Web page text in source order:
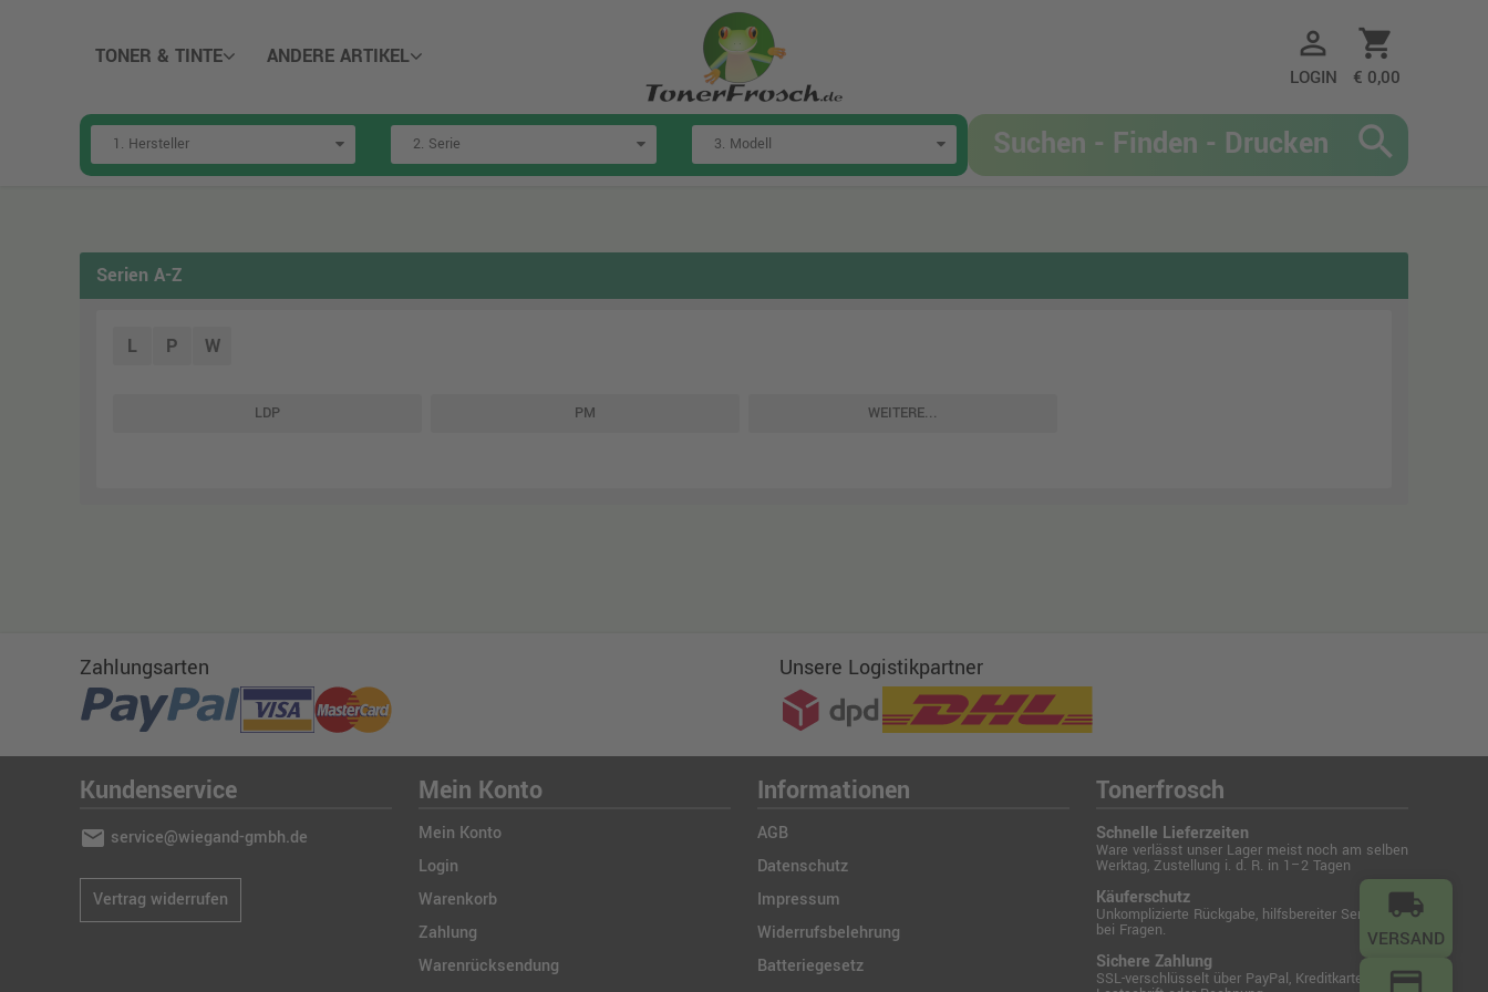
local_shipping
VERSAND
credit_card
TONER & TINTE ANDERE ARTIKEL person_outline
LOGIN
shopping_cart
€ 0,00
search
Serien A-Z
L P W
LDP PM WEITERE...
Zahlungsarten Unsere Logistikpartner
Kundenservice
mail service@wiegand-gmbh.de
Vertrag widerrufen
Mein Konto
Mein Konto
Login
Warenkorb
Zahlung
Warenrücksendung
Informationen
AGB
Datenschutz
Impressum
Widerrufsbelehrung
Batteriegesetz
Tonerfrosch
Schnelle Lieferzeiten
Ware verlässt unser Lager meist noch am selben
Werktag, Zustellung i. d. R. in 1–2 Tagen
Käuferschutz
Unkomplizierte Rückgabe, hilfsbereiter Service
bei Fragen.
Sichere Zahlung
SSL-verschlüsselt über PayPal, Kreditkarte,